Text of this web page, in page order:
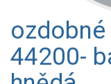
44200-